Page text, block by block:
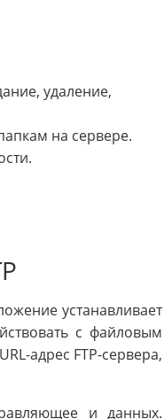
удаление,
на сервере.
устанавливает
с файловым
адрес FTP-сервера,
и данных.